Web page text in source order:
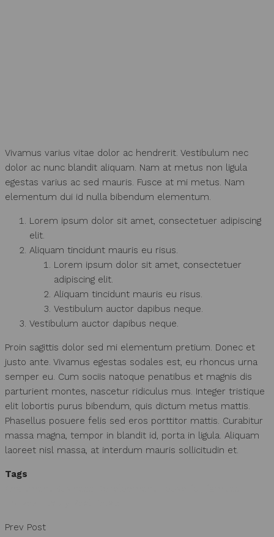
Vivamus varius vitae dolor ac hendrerit. Vestibulum nec
dolor ac nunc blandit aliquam. Nam at metus non ligula
egestas varius ac sed mauris. Fusce at mi metus. Nam
elementum dui id nulla bibendum elementum.
Lorem ipsum dolor sit amet, consectetuer adipiscing
elit.
Aliquam tincidunt mauris eu risus.
Lorem ipsum dolor sit amet, consectetuer
adipiscing elit.
Aliquam tincidunt mauris eu risus.
Vestibulum auctor dapibus neque.
Vestibulum auctor dapibus neque.
Proin sagittis dolor sed mi elementum pretium. Donec et
justo ante. Vivamus egestas sodales est, eu rhoncus urna
semper eu. Cum sociis natoque penatibus et magnis dis
parturient montes, nascetur ridiculus mus. Integer tristique
elit lobortis purus bibendum, quis dictum metus mattis.
Phasellus posuere felis sed eros porttitor mattis. Curabitur
massa magna, tempor in blandit id, porta in ligula. Aliquam
laoreet nisl massa, at interdum mauris sollicitudin et.
Tags
Prev Post